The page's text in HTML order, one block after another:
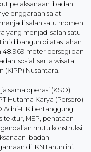
pelaksanaan ibadah
salat
salah satu momen
yang menjadi salah satu
dibangun di atas lahan
48.969 meter persegi dan
sosial, serta wisata
(KIPP) Nusantara.
sama operasi (KSO)
Hutama Karya (Persero)
Adhi–HK bertanggung
MEP, penataan
mutu konstruksi,
ibadah
di IKN tahun ini.